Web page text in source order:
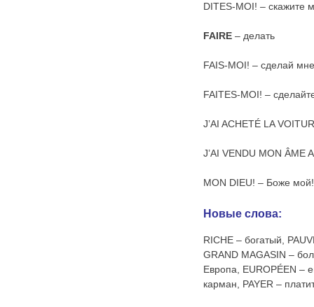
DITES-MOI! – скажите
FAIRE– делать
FAIS-MOI! – сделай мне
FAITES-MOI! –
J’AI ACHETÉ LA
J’AI VENDU MON ÂME
MON DIEU! – Боже мой!
Новые слова:
RICHE – богатый,
GRAND MAGASIN –
Европа, EUROPÉEN –
карман, PAYER –